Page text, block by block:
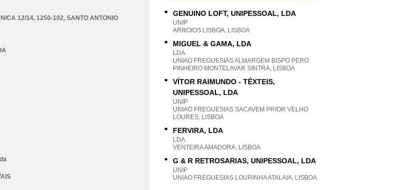
12/14, 1250-102, SANTO ANTONIO
GENUINO LOFT, UNIPESSOAL, LDA
UNIP
ARROIOS LISBOA, LISBOA
MIGUEL & GAMA, LDA
LDA
UNIAO FREGUESIAS ALMARGEM BISPO PERO
PINHEIRO MONTELAVAR SINTRA, LISBOA
VÍTOR RAIMUNDO - TÊXTEIS,
UNIPESSOAL, LDA
UNIP
UNIAO FREGUESIAS SACAVEM PRIOR VELHO
LOURES, LISBOA
FERVIRA, LDA
LDA
VENTEIRA AMADORA, LISBOA
G & R RETROSARIAS, UNIPESSOAL, LDA
UNIP
UNIAO FREGUESIAS LOURINHA ATALAIA, LISBOA